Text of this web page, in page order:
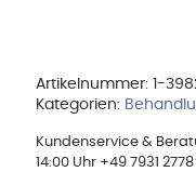
Artikelnummer: 1-
Kategorien:
Kundenservice &
14:00 Uhr +49 7931